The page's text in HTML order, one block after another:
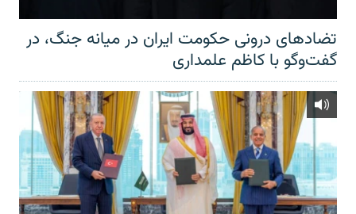
تضادهای درونی حکومت ایران در میانه جنگ، در
گفت‌‌وگو با کاظم علمداری